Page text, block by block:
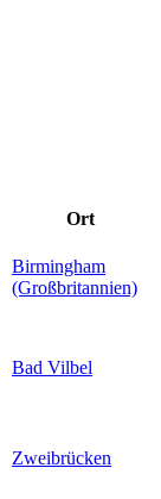
Ort
Birmingham
(Großbritannien)
Bad Vilbel
Zweibrücken